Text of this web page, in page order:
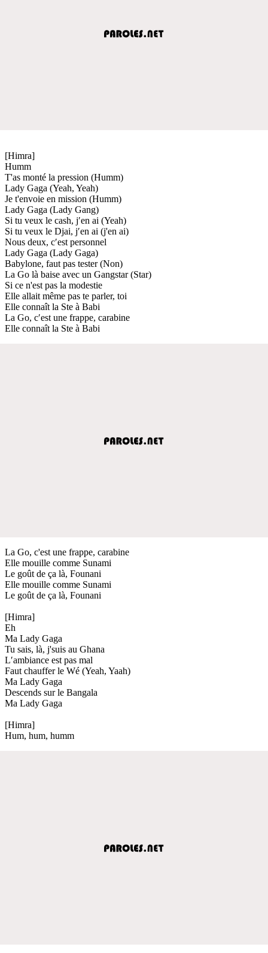
[Himra]
Humm
T'as monté la pression (Humm)
Lady Gaga (Yeah, Yeah)
Je t'envoie en mission (Humm)
Lady Gaga (Lady Gang)
Si tu veux le cash, j′en ai (Yeah)
Si tu veux le Djai, j′en ai (j'en ai)
Nous deux, c′est personnel
Lady Gaga (Lady Gaga)
Babylone, faut pas tester (Non)
La Go là baise avec un Gangstar (Star)
Si ce n'est pas la modestie
Elle allait même pas te parler, toi
Elle connaît la Ste à Babi
La Go, c′est une frappe, carabine
Elle connaît la Ste à Babi
La Go, c'est une frappe, carabine
Elle mouille comme Sunami
Le goût de ça là, Founani
Elle mouille comme Sunami
Le goût de ça là, Founani
[Himra]
Eh
Ma Lady Gaga
Tu sais, là, j'suis au Ghana
L′ambiance est pas mal
Faut chauffer le Wé (Yeah, Yaah)
Ma Lady Gaga
Descends sur le Bangala
Ma Lady Gaga
[Himra]
Hum, hum, humm